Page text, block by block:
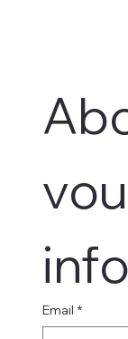
Email *